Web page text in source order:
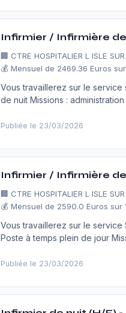
Infirmier / Infirmière
🏢 CTRE HOSPITALIER L ISLE
💰 Mensuel de 2469.36 Euros
Vous travaillerez sur le
de nuit Missions :
Publiée le 23/03/2026
Infirmier / Infirmière
🏢 CTRE HOSPITALIER L ISLE
💰 Mensuel de 2590.0 Euros sur
Vous travaillerez sur le service
Poste à temps plein de jour
Publiée le 23/03/2026